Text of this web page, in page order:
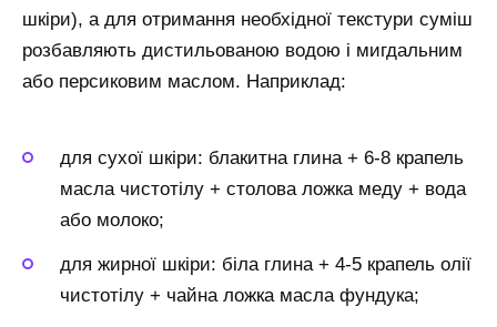
шкіри), а для отримання необхідної текстури суміш
розбавляють дистильованою водою і мигдальним
або персиковим маслом. Наприклад:
для сухої шкіри: блакитна глина + 6-8 крапель
масла чистотілу + столова ложка меду + вода
або молоко;
для жирної шкіри: біла глина + 4-5 крапель олії
чистотілу + чайна ложка масла фундука;